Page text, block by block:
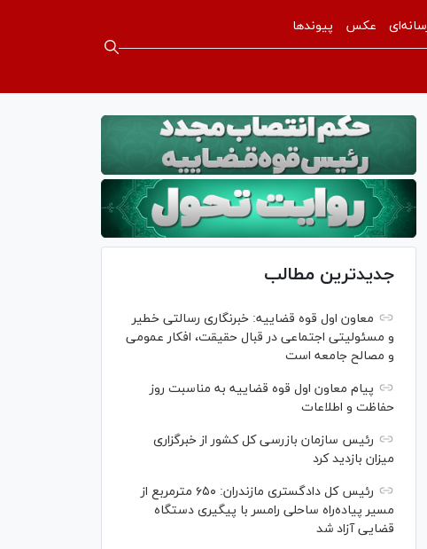
عکس پیوندها
جدیدترین مطالب
معاون اول قوه قضاییه: خبرنگاری رسالتی خطیر
و مسئولیتی اجتماعی در قبال حقیقت، افکار عمومی
و مصالح جامعه است
پیام معاون اول قوه قضاییه به مناسبت روز
حفاظت و اطلاعات
رئیس سازمان بازرسی کل کشور از خبرگزاری
میزان بازدید کرد
رئیس کل دادگستری مازندران: ۶۵۰ مترمربع از
مسیر پیاده‌راه ساحلی رامسر با پیگیری دستگاه
قضایی آزاد شد